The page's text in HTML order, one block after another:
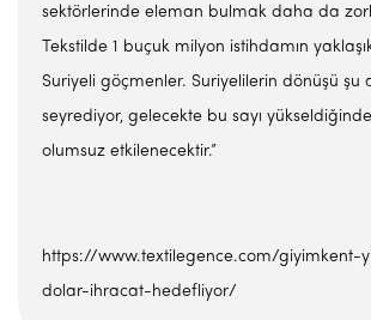
sektörlerinde eleman bulmak daha da
Tekstilde 1 buçuk milyon istihdamın
Suriyeli göçmenler. Suriyelilerin dönüşü şu
seyrediyor, gelecekte bu sayı
olumsuz etkilenecektir.”
https://www.textilegence.com/giyimkent-
dolar-ihracat-hedefliyor/